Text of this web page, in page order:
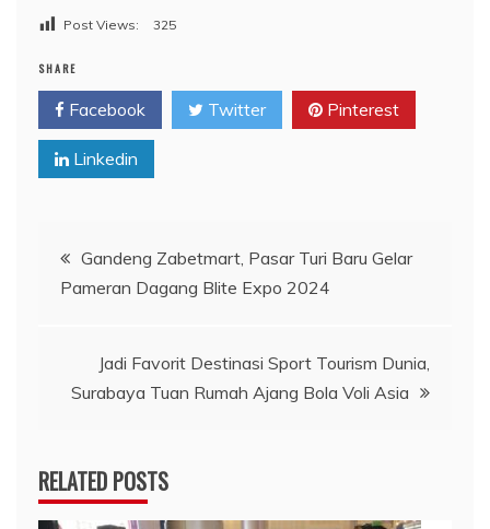
Post Views: 325
SHARE
Facebook Twitter Pinterest
Linkedin
Navigasi
pos
Gandeng Zabetmart, Pasar Turi Baru Gelar
Pameran Dagang Blite Expo 2024
Jadi Favorit Destinasi Sport Tourism Dunia,
Surabaya Tuan Rumah Ajang Bola Voli Asia
RELATED POSTS